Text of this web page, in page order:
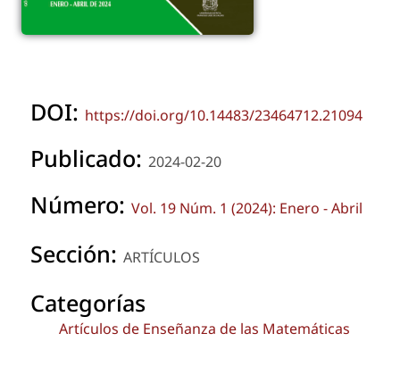
DOI: https://doi.org/10.14483/23464712.21094
Publicado: 2024-02-20
Número: Vol. 19 Núm. 1 (2024): Enero - Abril
Sección: ARTÍCULOS
Categorías
Artículos de Enseñanza de las Matemáticas